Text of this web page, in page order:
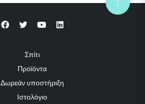
Σπίτι
Προϊόντα
Δωρεάν υποστήριξη
Ιστολόγιο